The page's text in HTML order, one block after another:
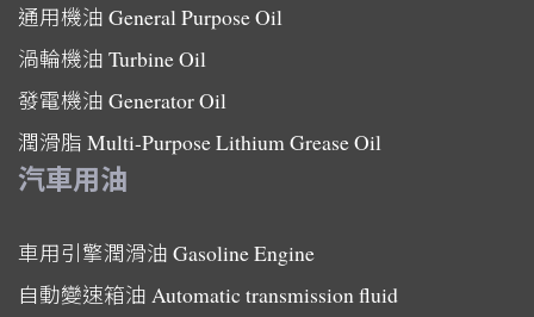
通用機油 General Purpose Oil
渦輪機油 Turbine Oil
發電機油 Generator Oil
潤滑脂 Multi-Purpose Lithium Grease Oil
汽車用油
車用引擎潤滑油 Gasoline Engine
自動變速箱油 Automatic transmission fluid